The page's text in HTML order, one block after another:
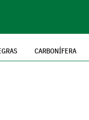
CARBONÍFERA